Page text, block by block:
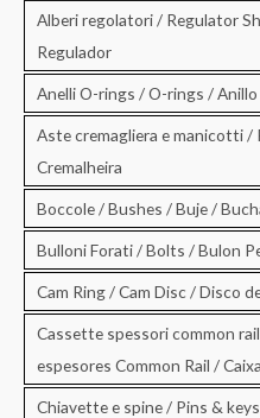
Alberi regolatori / Regulator
Regulador
Anelli O-rings / O-rings /
Aste cremagliera e manicotti /
Cremalheira
Boccole / Bushes / Buje /
Bulloni Forati / Bolts / Bulon
Cam Ring / Cam Disc / Disco
Cassette spessori common
espesores Common Rail /
Chiavette e spine / Pins &